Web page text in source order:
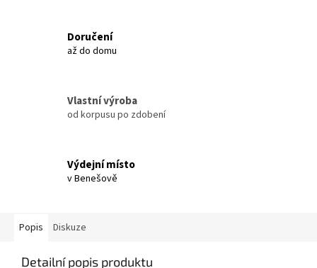
Doručení
až do domu
Vlastní výroba
od korpusu po zdobení
Výdejní místo
v Benešově
Popis Diskuze
Detailní popis produktu